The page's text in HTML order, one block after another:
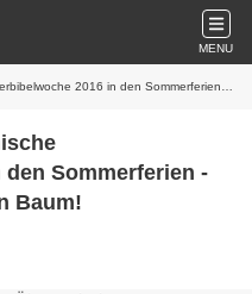
MENU
in den Sommerferien - Komm, ich zeig dir meinen Baum!
Sommerferien -
Baum!